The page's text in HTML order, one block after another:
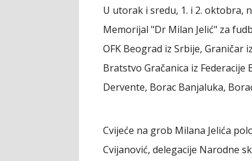
U utorak i sredu, 1. i 2. oktobra,
Memorijal "Dr Milan Jelić" za
OFK Beograd iz Srbije, Graničar
Bratstvo Gračanica iz Federacije
Dervente, Borac Banjaluka,
Cvijeće na grob Milana Jelića
Cvijanović, delegacije Narodne